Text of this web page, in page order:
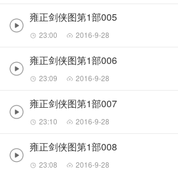
雍正剑侠图第1部005
23:00 2016-9-28
雍正剑侠图第1部006
23:09 2016-9-28
雍正剑侠图第1部007
23:10 2016-9-28
雍正剑侠图第1部008
23:08 2016-9-28